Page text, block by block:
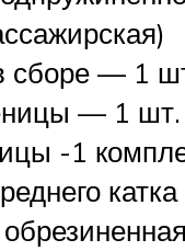
сборе — 1
— 1 шт.
-1
катка